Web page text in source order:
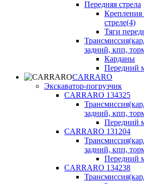
Передняя стрела
Крепления
стреле(4)
Тяги
задний, кпп,
Карданы
Передний
CARRARO
Экскаватор-погрузчик
CARRARO 134325
задний, кпп,
Передний
CARRARO 131204
задний, кпп,
Передний
CARRARO 134238